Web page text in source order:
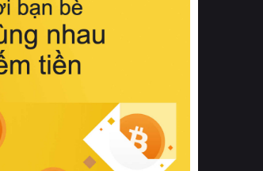
hồi chuẩn xác của phần đệm nâng đỡ
cột sống.
Bên cạnh đó, việc lựa chọn các dòng
sản phẩm đạt chuẩn chất lượng quốc
tế còn giúp ngăn ngừa tình trạng kích
khuẩn và nấm mốc trong điều kiện
thời tiết nóng ẩm. Bạn có thể tìm hiểu
thêm các nghiên cứu khoa học về tác
động của giấc ngủ và môi trường
phòng ngủ đối với sức khỏe con